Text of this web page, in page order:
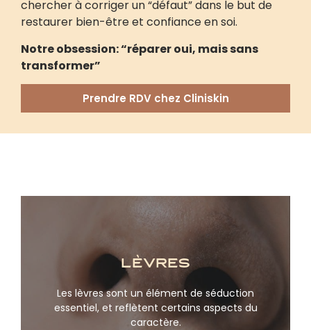
chercher à corriger un “défaut” dans le but de
restaurer bien-être et confiance en soi.
Notre obsession: “réparer oui, mais sans
transformer”
Prendre RDV chez Cliniskin
Lèvres
Les lèvres sont un élément de séduction
essentiel, et reflètent certains aspects du
caractère.
En savoir plus